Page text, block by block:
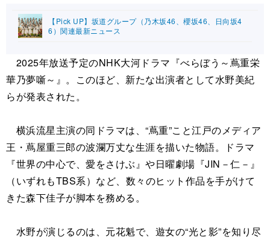
【Pick UP】坂道グループ（乃木坂46、櫻坂46、日向坂4
6）関連最新ニュース
2025年放送予定のNHK大河ドラマ『べらぼう～蔦重栄
華乃夢噺～』。このほど、新たな出演者として水野美紀
らが発表された。
横浜流星主演の同ドラマは、“蔦重”こと江戸のメディア
王・蔦屋重三郎の波瀾万丈な生涯を描いた物語。ドラマ
『世界の中心で、愛をさけぶ』や日曜劇場『JIN－仁－』
（いずれもTBS系）など、数々のヒット作品を手がけて
きた森下佳子が脚本を務める。
水野が演じるのは、元花魁で、遊女の“光と影”を知り尽